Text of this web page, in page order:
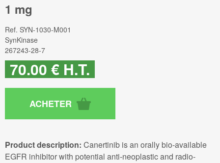
1 mg
Ref. SYN-1030-M001
SynKinase
267243-28-7
70.00 € H.T.
Product description: Canertinib is an orally bio-available
EGFR inhibitor with potential anti-neoplastic and radio-